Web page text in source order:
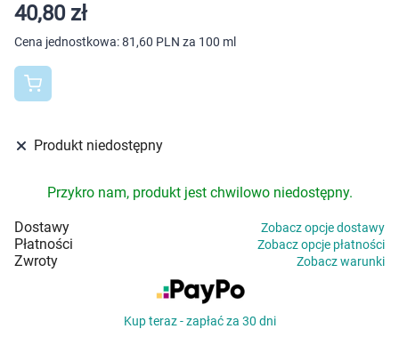
Higiena
Kosmetyki
Sprzęt medyczny
40,80 zł
Cena jednostkowa:81,60 PLN za 100 ml
Produkt niedostępny
Przykro nam, produkt jest chwilowo niedostępny.
Dostawy Zobacz opcje dostawy
Płatności Zobacz opcje płatności
Zwroty Zobacz warunki
Kup teraz - zapłać za 30 dni